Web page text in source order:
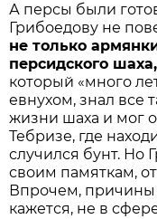
А персы были
Грибоедову не
не только
персидского
который «много
евнухом, знал все
жизни шаха и мог
Тебризе, где
случился бунт. Но
своим памяткам,
Впрочем, причины
кажется, не в